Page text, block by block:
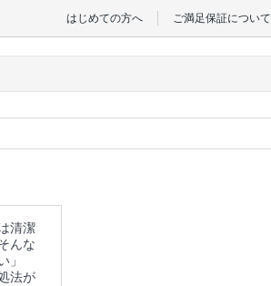
はじめての方へ ご満足保証について
清潔
んな
」
法が